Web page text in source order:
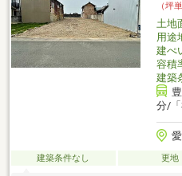
（坪
土地
用途
建ぺ
容積
建築
分/
建築条件なし 更地